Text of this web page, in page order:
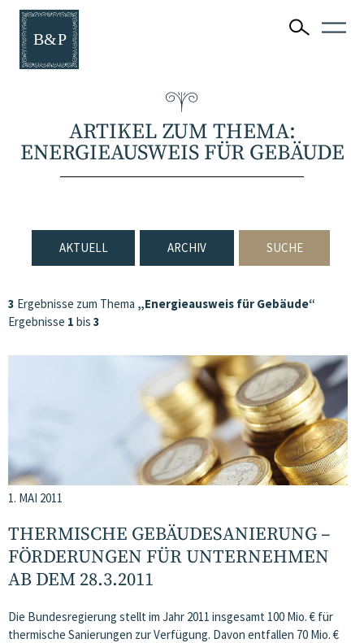
ARTIKEL ZUM THEMA:
ENERGIEAUSWEIS FÜR GEBÄUDE
AKTUELL ARCHIV SUCHE
3 Ergebnisse zum Thema „Energieausweis für Gebäude“
Ergebnisse 1 bis 3
1. MAI 2011
THERMISCHE GEBÄUDESANIERUNG –
FÖRDERUNGEN FÜR UNTERNEHMEN
AB DEM 28.3.2011
Die Bundesregierung stellt im Jahr 2011 insgesamt 100 Mio. € für
thermische Sanierungen zur Verfügung. Davon entfallen 70 Mio. €